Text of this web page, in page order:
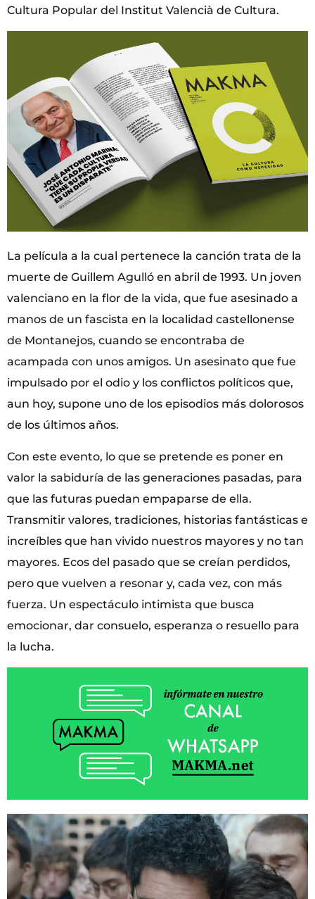
Cultura Popular del Institut Valencià de Cultura.
La película a la cual pertenece la canción trata de la
muerte de Guillem Agulló en abril de 1993. Un joven
valenciano en la flor de la vida, que fue asesinado a
manos de un fascista en la localidad castellonense
de Montanejos, cuando se encontraba de
acampada con unos amigos. Un asesinato que fue
impulsado por el odio y los conflictos políticos que,
aun hoy, supone uno de los episodios más dolorosos
de los últimos años.
Con este evento, lo que se pretende es poner en
valor la sabiduría de las generaciones pasadas, para
que las futuras puedan empaparse de ella.
Transmitir valores, tradiciones, historias fantásticas e
increíbles que han vivido nuestros mayores y no tan
mayores. Ecos del pasado que se creían perdidos,
pero que vuelven a resonar y, cada vez, con más
fuerza. Un espectáculo intimista que busca
emocionar, dar consuelo, esperanza o resuello para
la lucha.